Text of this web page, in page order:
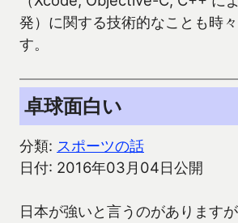
発）に関する技術的なことも時
す。
卓球面白い
分類: スポーツの話
日付: 2016年03月04日公開
日本が強いと言うのがあります